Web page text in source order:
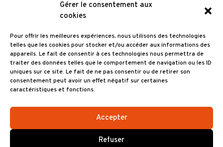
Gérer le consentement aux
cookies
Pour offrir les meilleures expériences, nous utilisons des technologies
telles que les cookies pour stocker et/ou accéder aux informations des
appareils. Le fait de consentir à ces technologies nous permettra de
traiter des données telles que le comportement de navigation ou les ID
uniques sur ce site. Le fait de ne pas consentir ou de retirer son
consentement peut avoir un effet négatif sur certaines
caractéristiques et fonctions.
Accepter
Refuser